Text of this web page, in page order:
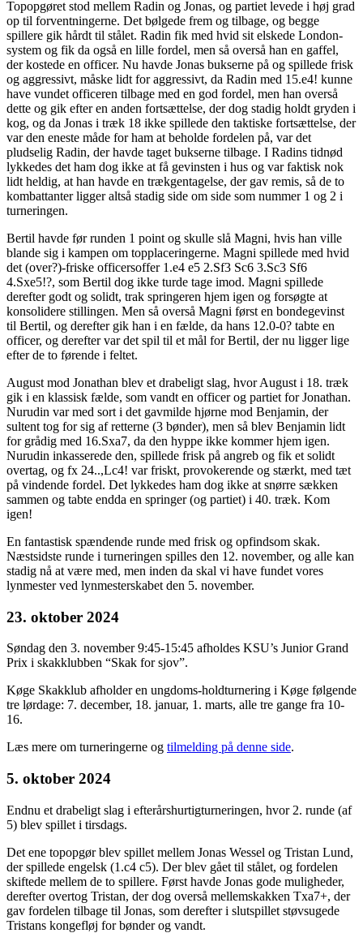
Topopgøret stod mellem Radin og Jonas, og partiet levede i høj grad
op til forventningerne. Det bølgede frem og tilbage, og begge
spillere gik hårdt til stålet. Radin fik med hvid sit elskede London-
system og fik da også en lille fordel, men så overså han en gaffel,
der kostede en officer. Nu havde Jonas bukserne på og spillede frisk
og aggressivt, måske lidt for aggressivt, da Radin med 15.e4! kunne
have vundet officeren tilbage med en god fordel, men han overså
dette og gik efter en anden fortsættelse, der dog stadig holdt gryden i
kog, og da Jonas i træk 18 ikke spillede den taktiske fortsættelse, der
var den eneste måde for ham at beholde fordelen på, var det
pludselig Radin, der havde taget bukserne tilbage. I Radins tidnød
lykkedes det ham dog ikke at få gevinsten i hus og var faktisk nok
lidt heldig, at han havde en trækgentagelse, der gav remis, så de to
kombattanter ligger altså stadig side om side som nummer 1 og 2 i
turneringen.
Bertil havde før runden 1 point og skulle slå Magni, hvis han ville
blande sig i kampen om topplaceringerne. Magni spillede med hvid
det (over?)-friske officersoffer 1.e4 e5 2.Sf3 Sc6 3.Sc3 Sf6
4.Sxe5!?, som Bertil dog ikke turde tage imod. Magni spillede
derefter godt og solidt, trak springeren hjem igen og forsøgte at
konsolidere stillingen. Men så overså Magni først en bondegevinst
til Bertil, og derefter gik han i en fælde, da hans 12.0-0? tabte en
officer, og derefter var det spil til et mål for Bertil, der nu ligger lige
efter de to førende i feltet.
August mod Jonathan blev et drabeligt slag, hvor August i 18. træk
gik i en klassisk fælde, som vandt en officer og partiet for Jonathan.
Nurudin var med sort i det gavmilde hjørne mod Benjamin, der
sultent tog for sig af retterne (3 bønder), men så blev Benjamin lidt
for grådig med 16.Sxa7, da den hyppe ikke kommer hjem igen.
Nurudin inkasserede den, spillede frisk på angreb og fik et solidt
overtag, og fx 24..,Lc4! var friskt, provokerende og stærkt, med tæt
på vindende fordel. Det lykkedes ham dog ikke at snørre sækken
sammen og tabte endda en springer (og partiet) i 40. træk. Kom
igen!
En fantastisk spændende runde med frisk og opfindsom skak.
Næstsidste runde i turneringen spilles den 12. november, og alle kan
stadig nå at være med, men inden da skal vi have fundet vores
lynmester ved lynmesterskabet den 5. november.
23. oktober 2024
Søndag den 3. november 9:45-15:45 afholdes KSU’s Junior Grand
Prix i skakklubben “Skak for sjov”.
Køge Skakklub afholder en ungdoms-holdturnering i Køge følgende
tre lørdage: 7. december, 18. januar, 1. marts, alle tre gange fra 10-
16.
Læs mere om turneringerne og tilmelding på denne side.
5. oktober 2024
Endnu et drabeligt slag i efterårshurtigturneringen, hvor 2. runde (af
5) blev spillet i tirsdags.
Det ene topopgør blev spillet mellem Jonas Wessel og Tristan Lund,
der spillede engelsk (1.c4 c5). Der blev gået til stålet, og fordelen
skiftede mellem de to spillere. Først havde Jonas gode muligheder,
derefter overtog Tristan, der dog overså mellemskakken Txa7+, der
gav fordelen tilbage til Jonas, som derefter i slutspillet støvsugede
Tristans kongefløj for bønder og vandt.